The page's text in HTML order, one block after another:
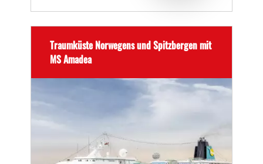
Traumküste Norwegens und Spitzbergen mit
MS Amadea